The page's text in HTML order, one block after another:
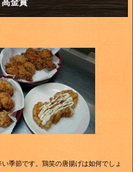
金賞
季節です。鶏笑の唐揚げは如何でしょ